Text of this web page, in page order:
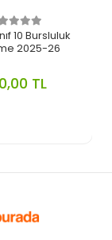
10 Bursluluk
2025-26
TL